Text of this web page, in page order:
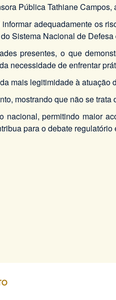
Pública Tathiane Campos,
adequadamente os
Sistema Nacional de
presentes, o que
necessidade de enfrentar
mais legitimidade à atuação
mostrando que não se
permitindo maior
para o debate